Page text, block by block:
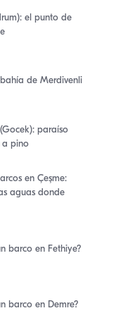
el punto de
de Merdivenli
paraíso
a pino
en Çeşme:
aguas donde
barco en Fethiye?
barco en Demre?